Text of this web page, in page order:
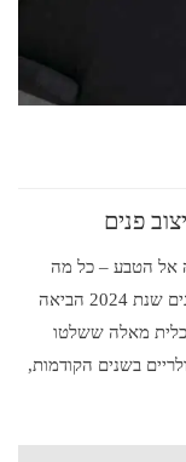
פנים
אל הטבע – כל מה
שצריך לדעת על המגמות העדכניות בעיצוב פנים שנת 2024 הביאה
מאלה ששלטו
בשנים הקודמות,